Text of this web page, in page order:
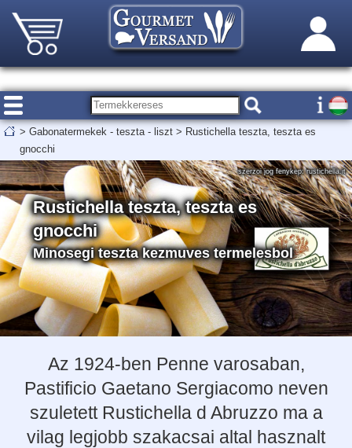
> Gabonatermekek - teszta - liszt > Rustichella teszta, teszta es
gnocchi
Rustichella teszta, teszta es
gnocchi
Minosegi teszta kezmuves termelesbol
szerzoi jog fenykep: rustichella.it
Az 1924-ben Penne varosaban,
Pastificio Gaetano Sergiacomo neven
szuletett Rustichella d Abruzzo ma a
vilag legjobb szakacsai altal hasznalt